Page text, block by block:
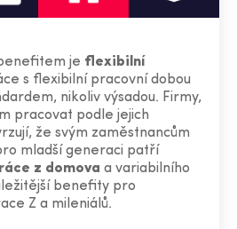
je flexibilní
s flexibilní pracovní dobou
nikoliv výsadou. Firmy,
pracovat podle jejich
že svým zaměstnancům
mladší generaci patří
z domova a variabilního
benefity pro
Z a mileniálů.